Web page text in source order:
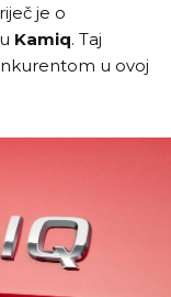
je o
Kamiq. Taj
u ovoj